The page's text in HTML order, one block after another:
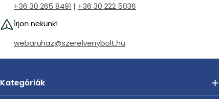
+36 30 265 8491 | +36 30 222 5036
Írjon nekünk!
webaruhaz@szerelvenybolt.hu
Kategóriák